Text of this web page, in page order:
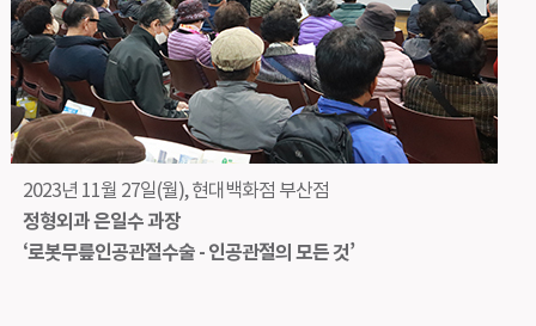
2023년 11월 27일(월), 현대백화점 부산점
정형외과 은일수 과장
‘로봇무릎인공관절수술 - 인공관절의 모든 것’